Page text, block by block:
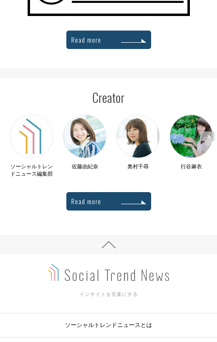
Read more
Creator
ソーシャルトレン
ドニュース編集部
佐藤由紀奈 奥村千尋 行谷麻衣
Read more
インサイトを言葉にする
ソーシャルトレンドニュースとは